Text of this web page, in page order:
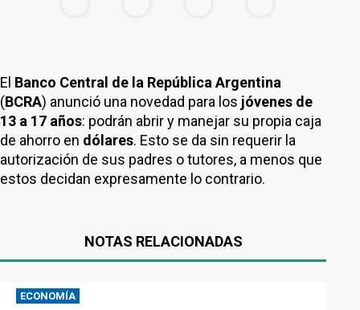
El Banco Central de la República Argentina
(BCRA) anunció una novedad para los jóvenes de
13 a 17 años: podrán abrir y manejar su propia caja
de ahorro en dólares. Esto se da sin requerir la
autorización de sus padres o tutores, a menos que
estos decidan expresamente lo contrario.
NOTAS RELACIONADAS
ECONOMÍA